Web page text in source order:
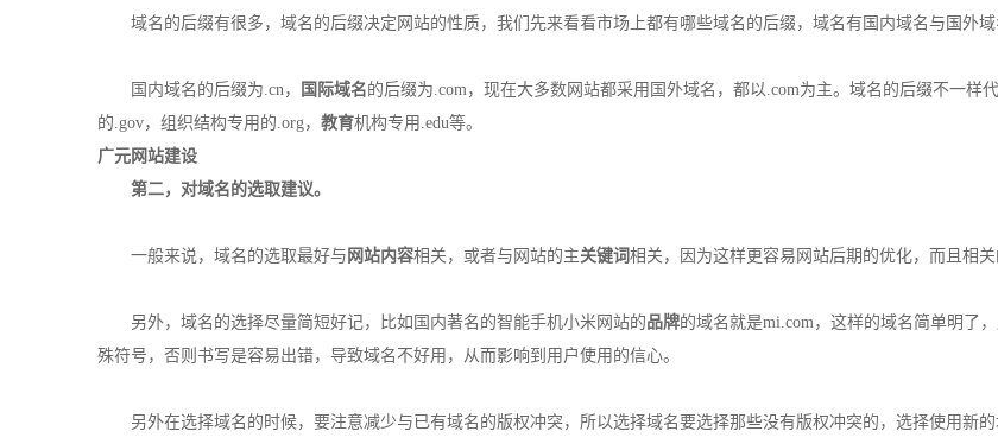
域名的后缀有很多，域名的后缀决定网站的性质，我们先来看看市场上都有哪些域名的后缀，域名有国内域名与国外域
国内域名的后缀为.cn， 国际域名的后缀为.com，现在大多数网站都采用国外域名，都以.com为主。域名的后缀不一样
的.gov，组织结构专用的.org， 教育机构专用.edu等。
广元网站建设
第二，对域名的选取建议。
一般来说，域名的选取最好与 网站内容相关，或者与网站的主关键词相关，因为这样更容易网站后期的优化，而且相
另外，域名的选择尽量简短好记，比如国内著名的智能手机小米网站的品牌的域名就是mi.com，这样的域名简单明了
殊符号，否则书写是容易出错，导致域名不好用，从而影响到用户使用的信心。
另外在选择域名的时候，要注意减少与已有域名的版权冲突，所以选择域名要选择那些没有版权冲突的，选择使用新的